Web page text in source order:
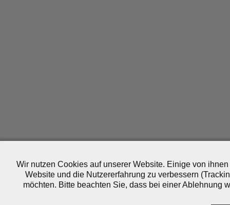
Wir nutzen Cookies auf unserer Website. Einige von
Website und die Nutzererfahrung zu verbessern
möchten. Bitte beachten Sie, dass bei einer Ablehnung